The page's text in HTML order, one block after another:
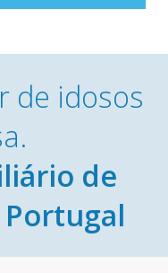
de idosos
de